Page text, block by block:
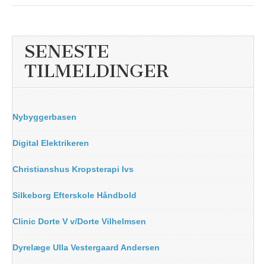
SENESTE
TILMELDINGER
Nybyggerbasen
Digital Elektrikeren
Christianshus Kropsterapi Ivs
Silkeborg Efterskole Håndbold
Clinic Dorte V v/Dorte Vilhelmsen
Dyrelæge Ulla Vestergaard Andersen